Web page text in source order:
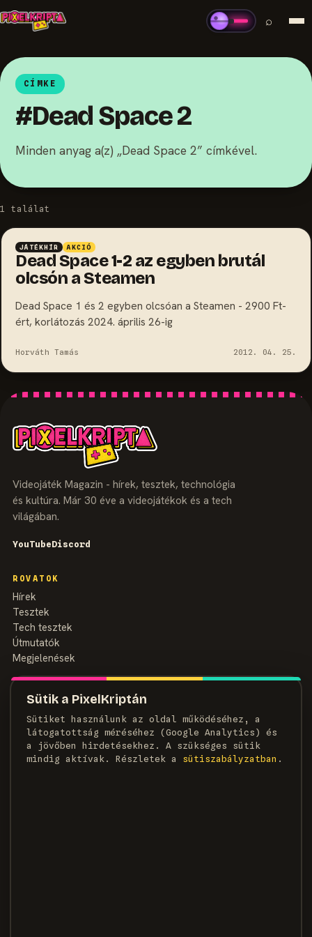
Sütik a PixelKriptán
Sütiket használunk az oldal működéséhez, a
látogatottság méréséhez (Google Analytics) és
a jövőben hirdetésekhez. A szükséges sütik
mindig aktívak. Részletek a
süti­szabályzatban .
⌕
CÍMKE
#Dead Space 2
Minden anyag a(z) „Dead Space 2” címkével.
1 találat
JÁTÉKHÍR AKCIÓ
Dead Space 1-2 az egyben brutál
olcsón a Steamen
Dead Space 1 és 2 egyben olcsóan a Steamen - 2900 Ft-
ért, korlátozás 2024. április 26-ig
Horváth Tamás 2012. 04. 25.
Videojáték Magazin - hírek, tesztek, technológia
és kultúra. Már 30 éve a videojátékok és a tech
világában.
YouTubeDiscord
ROVATOK
Hírek
Tesztek
Tech tesztek
Útmutatók
Megjelenések
MAGAZIN
Szerzők
Médiaajánlat
Kapcsolat